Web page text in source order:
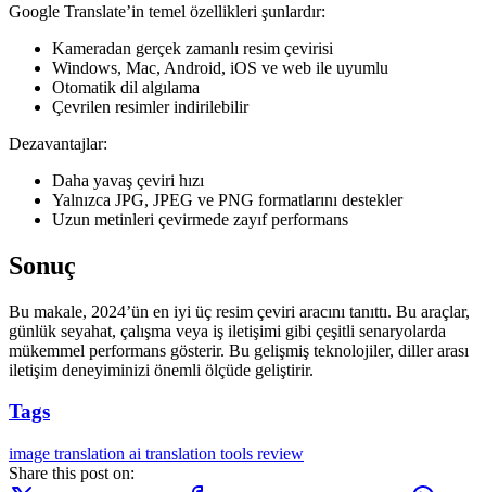
Google Translate’in temel özellikleri şunlardır:
Kameradan gerçek zamanlı resim çevirisi
Windows, Mac, Android, iOS ve web ile uyumlu
Otomatik dil algılama
Çevrilen resimler indirilebilir
Dezavantajlar:
Daha yavaş çeviri hızı
Yalnızca JPG, JPEG ve PNG formatlarını destekler
Uzun metinleri çevirmede zayıf performans
Sonuç
Bu makale, 2024’ün en iyi üç resim çeviri aracını tanıttı. Bu araçlar,
günlük seyahat, çalışma veya iş iletişimi gibi çeşitli senaryolarda
mükemmel performans gösterir. Bu gelişmiş teknolojiler, diller arası
iletişim deneyiminizi önemli ölçüde geliştirir.
Tags
image translation ai translation tools review
Share this post on: